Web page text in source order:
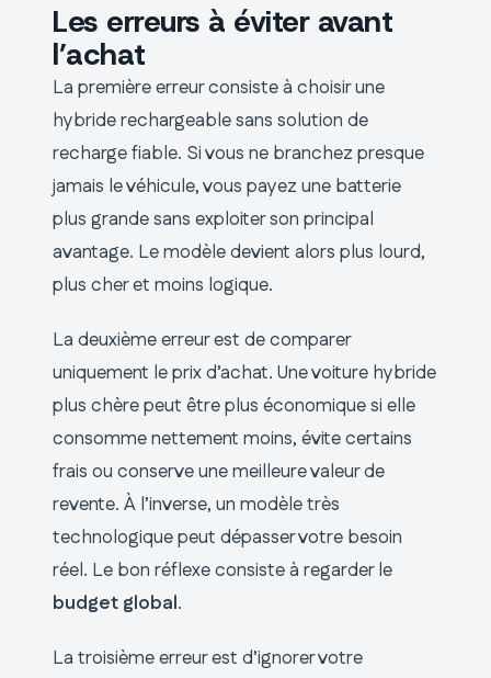
Les erreurs à éviter avant
l’achat
La première erreur consiste à choisir une
hybride rechargeable sans solution de
recharge fiable. Si vous ne branchez presque
jamais le véhicule, vous payez une batterie
plus grande sans exploiter son principal
avantage. Le modèle devient alors plus lourd,
plus cher et moins logique.
La deuxième erreur est de comparer
uniquement le prix d’achat. Une voiture hybride
plus chère peut être plus économique si elle
consomme nettement moins, évite certains
frais ou conserve une meilleure valeur de
revente. À l’inverse, un modèle très
technologique peut dépasser votre besoin
réel. Le bon réflexe consiste à regarder le
budget global.
La troisième erreur est d’ignorer votre